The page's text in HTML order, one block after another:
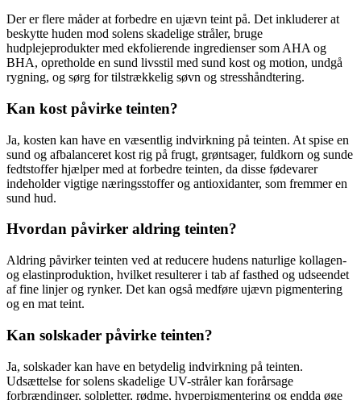
Der er flere måder at forbedre en ujævn teint på. Det inkluderer at
beskytte huden mod solens skadelige stråler, bruge
hudplejeprodukter med ekfolierende ingredienser som AHA og
BHA, opretholde en sund livsstil med sund kost og motion, undgå
rygning, og sørg for tilstrækkelig søvn og stresshåndtering.
Kan kost påvirke teinten?
Ja, kosten kan have en væsentlig indvirkning på teinten. At spise en
sund og afbalanceret kost rig på frugt, grøntsager, fuldkorn og sunde
fedtstoffer hjælper med at forbedre teinten, da disse fødevarer
indeholder vigtige næringsstoffer og antioxidanter, som fremmer en
sund hud.
Hvordan påvirker aldring teinten?
Aldring påvirker teinten ved at reducere hudens naturlige kollagen-
og elastinproduktion, hvilket resulterer i tab af fasthed og udseendet
af fine linjer og rynker. Det kan også medføre ujævn pigmentering
og en mat teint.
Kan solskader påvirke teinten?
Ja, solskader kan have en betydelig indvirkning på teinten.
Udsættelse for solens skadelige UV-stråler kan forårsage
forbrændinger, solpletter, rødme, hyperpigmentering og endda øge